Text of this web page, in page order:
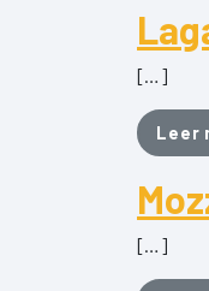
[…]
Leer
[…]